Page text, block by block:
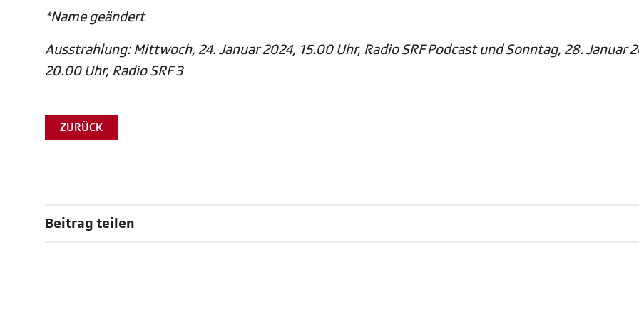
*Name geändert
Ausstrahlung: Mittwoch, 24. Januar 2024, 15.00 Uhr, Radio SRF Podcast und Sonntag, 28. Januar
20.00 Uhr, Radio SRF 3
ZURÜCK
Beitrag teilen